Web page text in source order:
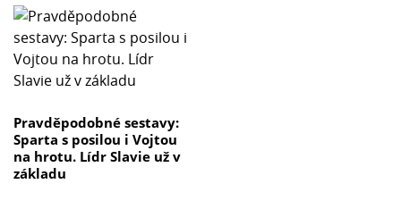
Pravděpodobné sestavy:
Sparta s posilou i Vojtou
na hrotu. Lídr Slavie už v
základu